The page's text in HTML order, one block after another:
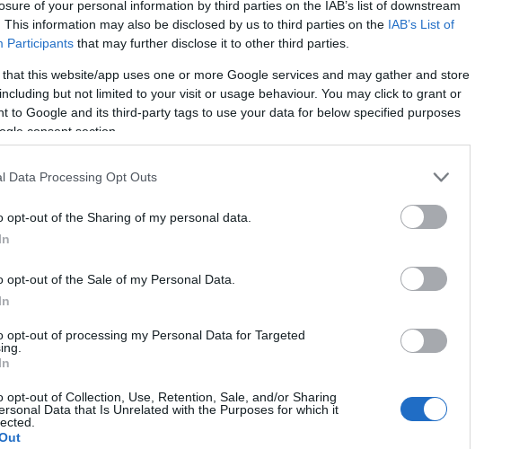
of your personal information by third parties on the IAB’s list of downstream
This information may also be disclosed by us to third parties on the IAB’s List of
Participants that may further disclose it to other third parties.
that this website/app uses one or more Google services and may gather and store
but not limited to your visit or usage behaviour. You may click to grant or
to Google and its third-party tags to use your data for below specified purposes
consent section.
Data Processing Opt Outs
opt-out of the Sharing of my personal data.
opt-out of the Sale of my Personal Data.
opt-out of processing my Personal Data for Targeted
opt-out of Collection, Use, Retention, Sale, and/or Sharing
Data that Is Unrelated with the Purposes for which it
que deseas filtrar, haz clic en los tres puntos
como estos». En Outlook, ve a «Archivo» >
una nueva regla basada en el remitente.
clave
son esenciales para separar homónimos y alias.
seguido de las palabras clave. Por ejemplo,
correos con «factura» en el asunto a una carpeta
«Contiene las palabras específicas en el asunto»
UJA obtiene
programa
2026